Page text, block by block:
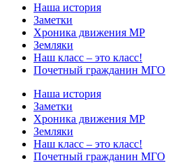
Наша история
Заметки
Хроника движения МР
Земляки
Наш класс – это класс!
Почетный гражданин МГО
Наша история
Заметки
Хроника движения МР
Земляки
Наш класс – это класс!
Почетный гражданин МГО